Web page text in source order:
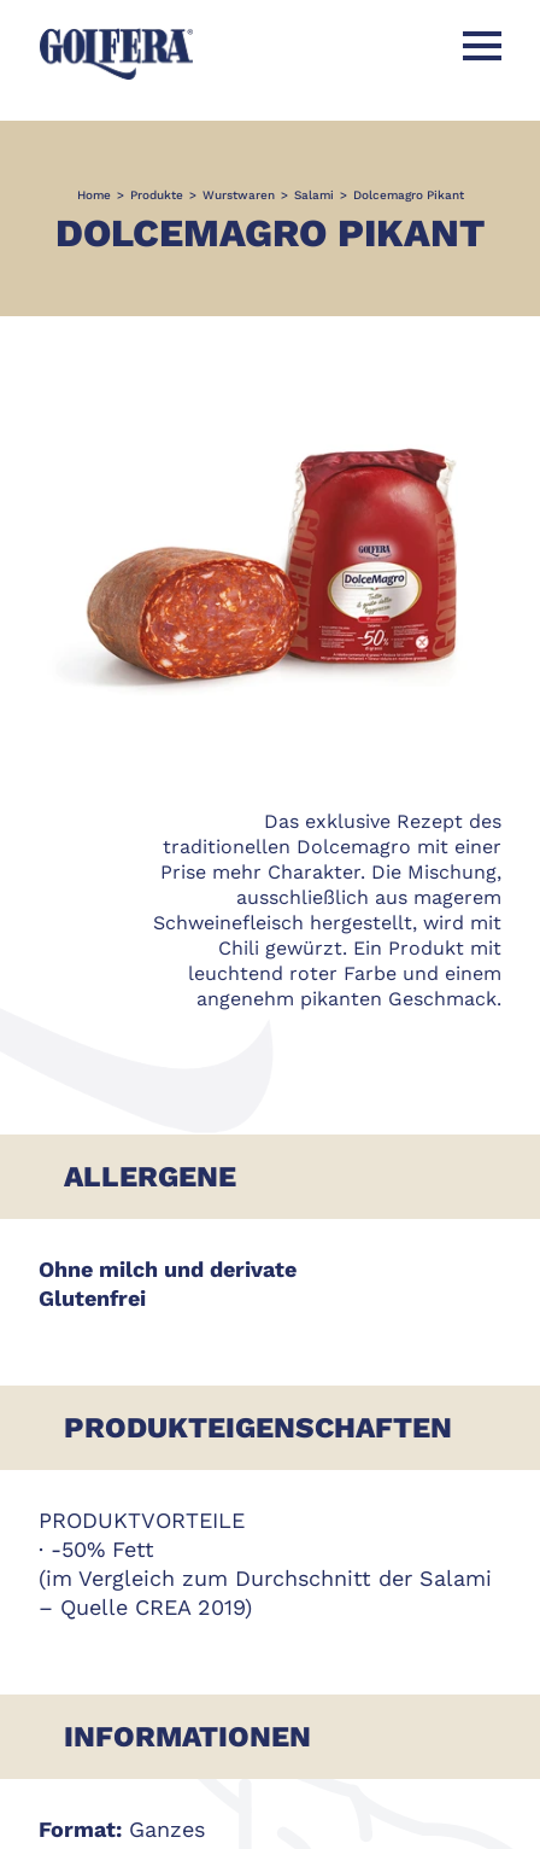
Menü
Home > Produkte > Wurstwaren > Salami > Dolcemagro Pikant
DOLCEMAGRO PIKANT
Das exklusive Rezept des
traditionellen Dolcemagro mit einer
Prise mehr Charakter. Die Mischung,
ausschließlich aus magerem
Schweinefleisch hergestellt, wird mit
Chili gewürzt. Ein Produkt mit
leuchtend roter Farbe und einem
angenehm pikanten Geschmack.
ALLERGENE
Ohne milch und derivate
Glutenfrei
PRODUKTEIGENSCHAFTEN
PRODUKTVORTEILE
· -50% Fett
(im Vergleich zum Durchschnitt der Salami
– Quelle CREA 2019)
INFORMATIONEN
Format: Ganzes